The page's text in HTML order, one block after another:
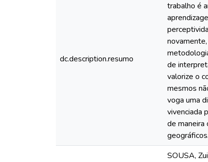
dc.description.resumo
trabalho é
de
valorize o
mesmos
voga uma
vivenciada
de maneira
geográficos.
SOUSA,